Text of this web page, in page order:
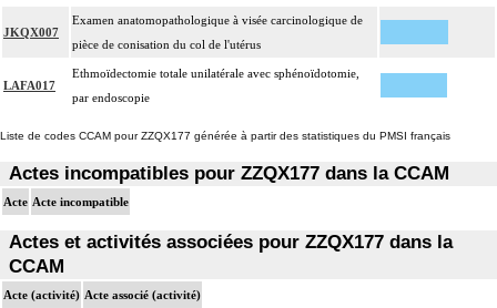
JKQX007
Examen anatomopathologique à visée carcinologique de
pièce de conisation du col de l'utérus
LAFA017
Ethmoïdectomie totale unilatérale avec sphénoïdotomie,
par endoscopie
Liste de codes CCAM pour ZZQX177 générée à partir des statistiques du PMSI français
Actes incompatibles pour ZZQX177 dans la CCAM
Acte Acte incompatible
Actes et activités associées pour ZZQX177 dans la
CCAM
Acte (activité) Acte associé (activité)